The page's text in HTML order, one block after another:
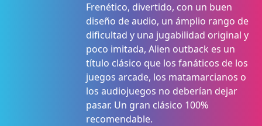
Frenético, divertido, con un buen
diseño de audio, un ámplio rango de
dificultad y una jugabilidad original y
poco imitada, Alien outback es un
título clásico que los fanáticos de los
juegos arcade, los matamarcianos o
los audiojuegos no deberían dejar
pasar. Un gran clásico 100%
recomendable.